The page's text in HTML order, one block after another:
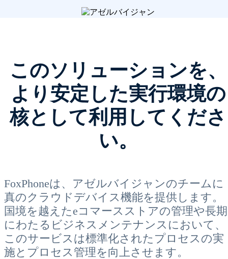
このソリューションを、
より安定した実行環境の
核として利用してくださ
い。
FoxPhoneは、アゼルバイジャンのチームに
真のクラウドデバイス機能を提供します。
国境を越えたeコマースストアの管理や長期
にわたるビジネスメンテナンスにおいて、
このサービスは標準化されたプロセスの実
施とプロセス管理を向上させます。